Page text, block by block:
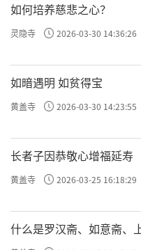
如何培养慈悲之心？
灵隐寺 2026-03-30 14:36:26
如暗遇明 如贫得宝
黄盖寺 2026-03-30 14:23:55
长者子因恭敬心增福延寿
黄盖寺 2026-03-25 16:18:29
什么是罗汉斋、如意斋、